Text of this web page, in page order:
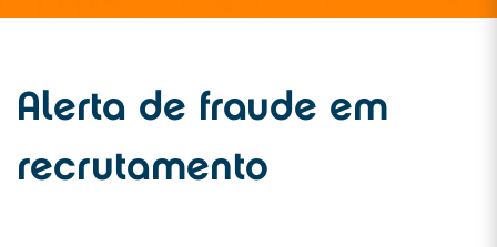
Alerta de fraude em
recrutamento